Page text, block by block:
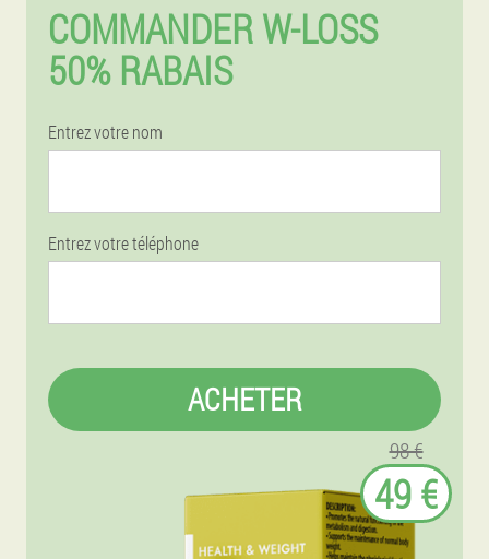
COMMANDER W-LOSS
50% RABAIS
Entrez votre nom
Entrez votre téléphone
ACHETER
98 €
49 €